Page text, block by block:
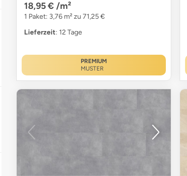
18,95 € /m²
1 Paket: 3,76 m² zu 71,25 €
Lieferzeit: 12 Tage
PREMIUM
MUSTER